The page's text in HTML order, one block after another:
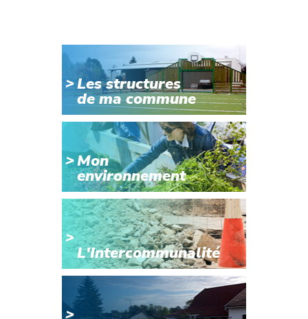
Les structures
de ma commune
Mon
environnement
L'Intercommunalité